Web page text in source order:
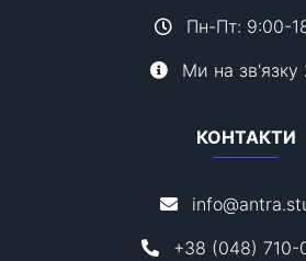
Пн-Пт: 9:00-
Ми на зв'язку
КОНТАКТИ
+38 (048) 710-